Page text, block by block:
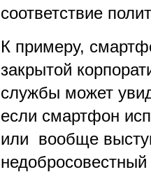
соответствие
К примеру,
закрытой
службы может
если смартфон
или вообще
недобросовестный